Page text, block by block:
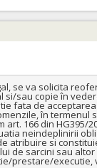
se va solicita
sau copie în
fata de
în termenul
166 din HG395/
neindeplinirii
atribuire si
de sarcini sau
prestare/executie,